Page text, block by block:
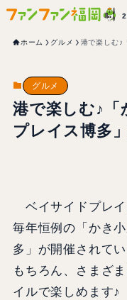
ホーム グルメ 港で楽しむ♪
グルメ
港で楽しむ♪
プレイス博多
ベイサイドプレイ
毎年恒例の「かき
多」が開催されて
もちろん、さまざ
イルで楽しめます